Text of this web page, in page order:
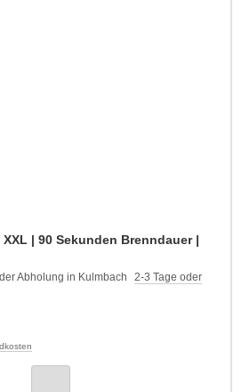
| 90 Sekunden Brenndauer |
2-3 Tage oder